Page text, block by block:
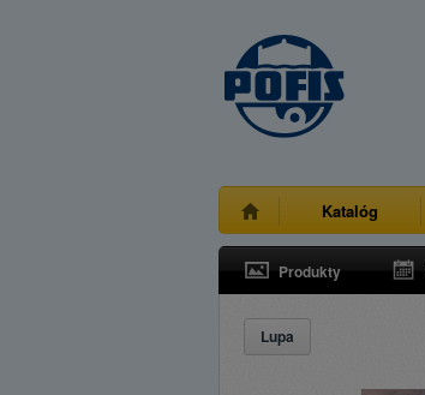
Katalóg
Produkty
Lupa